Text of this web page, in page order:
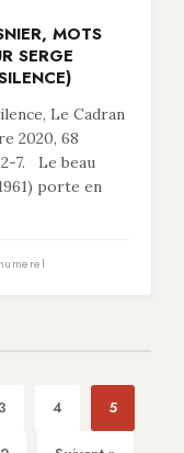
MOTS
SERGE
Le Cadran
2020, 68
2-7. Le beau
porte en
4 5